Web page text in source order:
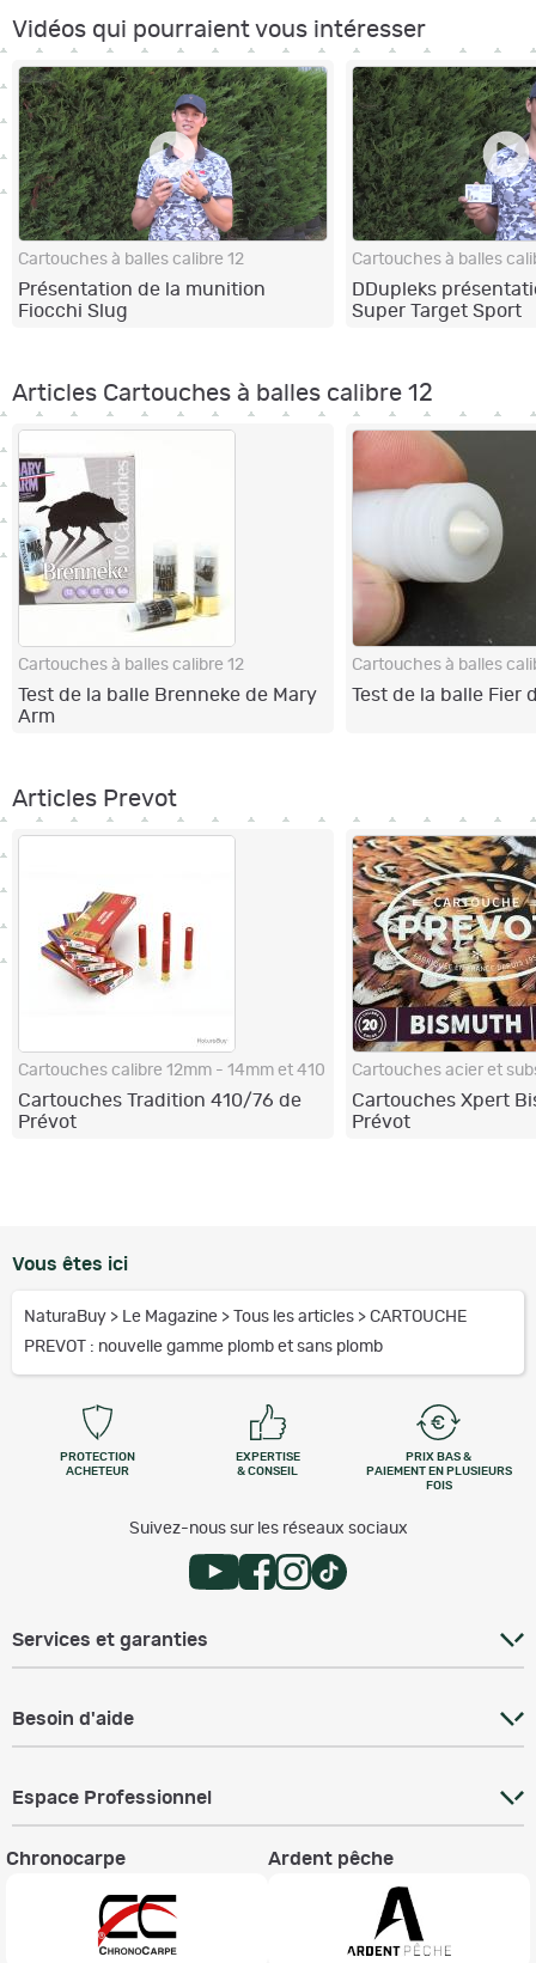
Vidéos qui pourraient vous intéresser
Cartouches à balles calibre 12
Présentation de la munition
Fiocchi Slug
Cartouches à balles
DDupleks
Super Target Sport
Articles Cartouches à balles calibre 12
Cartouches à balles calibre 12
Test de la balle Brenneke de Mary
Arm
Cartouches à balles
Test de la balle Fier
Articles Prevot
Cartouches calibre 12mm - 14mm et 410
Cartouches Tradition 410/76 de
Prévot
Cartouches Xpert
Prévot
Vous êtes ici
NaturaBuy > Le Magazine > Tous les articles > CARTOUCHE
PREVOT : nouvelle gamme plomb et sans plomb
PROTECTION
ACHETEUR
EXPERTISE
& CONSEIL
PRIX BAS &
PAIEMENT EN PLUSIEURS
FOIS
Suivez-nous sur les réseaux sociaux
Services et garanties
Besoin d'aide
Espace Professionnel
Chronocarpe Ardent pêche